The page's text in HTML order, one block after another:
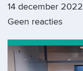
14 december 2022
Geen reacties